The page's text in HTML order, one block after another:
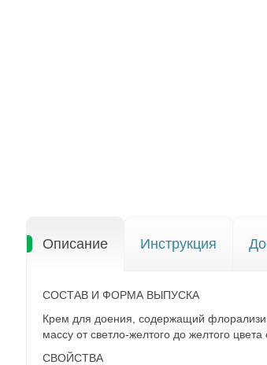
Описание Инструкция
СОСТАВ И ФОРМА ВЫПУСКА
Крем для доения, содержащий
массу от светло-желтого до желтого
СВОЙСТВА